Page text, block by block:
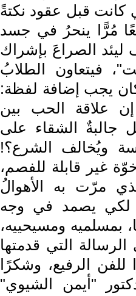
كانت قبل عقود نكتةً
مُرًّا ينحرُ في جسد
الصراعَ بإشراك
فيتعاون الطلابُ
يجب إضافة لفظة:
علاقة الحب بين
جالبةٌ الشقاء على
ويُخالف الشرع؟!
غير قابلة للفصم،
مرّت به الأهوالُ
لكي يصمد في وجه
بمسلميه ومسيحييه،
التي قدمتها
الرفيع، وشكرًا
"أيمن الشيوي"